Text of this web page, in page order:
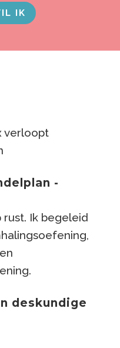
IK
verloopt
-
rust. Ik begeleid
deskundige